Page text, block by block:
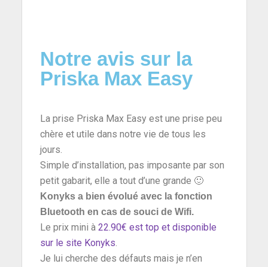
Notre avis sur la
Priska Max Easy
La prise Priska Max Easy est une prise peu
chère et utile dans notre vie de tous les
jours.
Simple d’installation, pas imposante par son
petit gabarit, elle a tout d’une grande 🙂
Konyks a bien évolué avec la fonction
Bluetooth en cas de souci de Wifi.
Le prix mini à 22.90€ est top et disponible
sur le site Konyks
Je lui cherche des défauts mais je n’en